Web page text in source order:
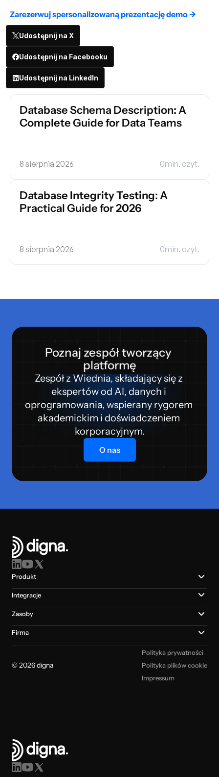
Zarezerwuj spersonalizowaną prezentację demo →
Udostępnij na X
Udostępnij na Facebooku
Udostępnij na LinkedIn
Database Schema Description: A
Complete Guide for Data Teams
8 sierpnia 2026 0min. czyt.
Database Integrity Testing: A
Practical Guide for 2026
8 sierpnia 2026 0min. czyt.
Poznaj zespół tworzący
platformę
Zespół z Wiednia, składający się z
ekspertów od AI, danych i
oprogramowania, wspierany rygorem
akademickim i doświadczeniem
korporacyjnym.
O nas
Produkt
Integracje
Zasoby
Firma
© 2026 digna
Polityka prywatności
Polityka plików cookie
Impressum